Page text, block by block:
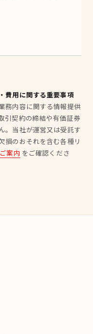
費用に関する重要事項
務内容に関する情報提供
引契約の締結や有価証券
。当社が運営又は受託す
損のおそれを含む各種リ
案内 をご確認くださ